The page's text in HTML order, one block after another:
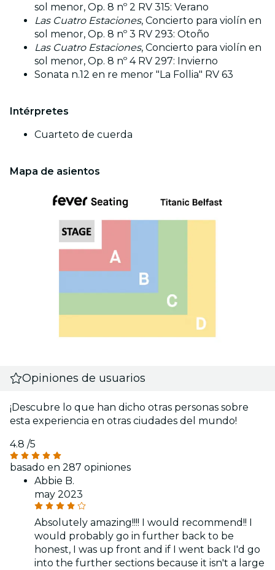
sol menor, Op. 8 nº 2 RV 315: Verano
Las Cuatro Estaciones, Concierto para violín en
sol menor, Op. 8 nº 3 RV 293: Otoño
Las Cuatro Estaciones, Concierto para violín en
sol menor, Op. 8 nº 4 RV 297: Invierno
Sonata n.12 en re menor "La Follia" RV 63
Intérpretes
Cuarteto de cuerda
Mapa de asientos
Opiniones de usuarios
¡Descubre lo que han dicho otras personas sobre
esta experiencia en otras ciudades del mundo!
4.8 /5
basado en 287 opiniones
Abbie B.
may 2023
Absolutely amazing!!!! I would recommend!! I
would probably go in further back to be
honest, I was up front and if I went back I'd go
into the further sections because it isn't a large